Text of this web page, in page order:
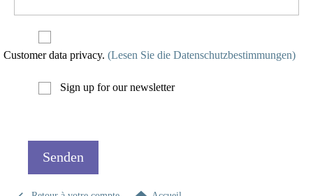
Customer data privacy. (Lesen Sie die Datenschutzbestimmungen)
Sign up for our newsletter